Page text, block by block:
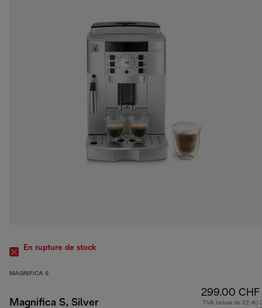
En rupture de stock
MAGNIFICA S
Magnifica S, Silver
299.00 CHF
TVA incluse de 22.40